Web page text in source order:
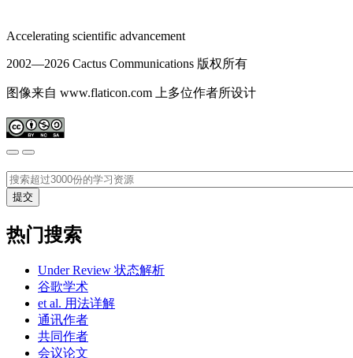
Accelerating scientific advancement
2002—2026 Cactus Communications 版权所有
图像来自 www.flaticon.com 上多位作者所设计
热门搜索
Under Review 状态解析
谷歌学术
et al. 用法详解
通讯作者
共同作者
会议论文